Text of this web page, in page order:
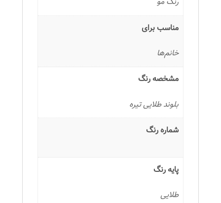
مناسب برای
خانم‌ها
مشخصه رنگ
بلوند طلایی تیره
شماره رنگ
پایه رنگ
طلایی